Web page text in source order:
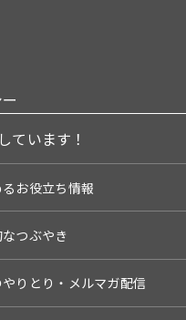
ています！
お役立ち情報
つぶやき
りとり・メルマガ配信